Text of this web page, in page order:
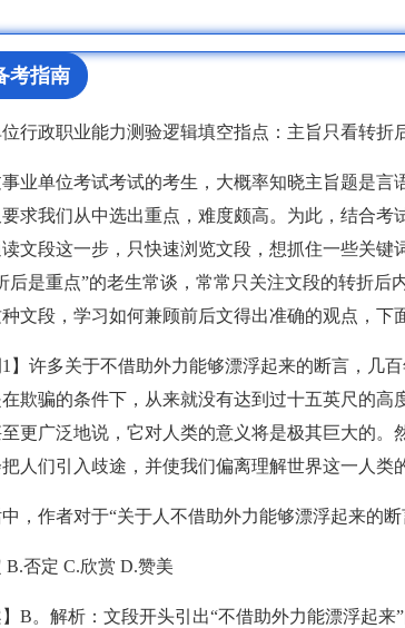
考指南
行政职业能力测验逻辑填空指点：主旨只看转折
业单位考试考试的考生，大概率知晓主旨题是言
求我们从中选出重点，难度颇高。为此，结合
文段这一步，只快速浏览文段，想抓住一些关
后是重点”的老生常谈，常常只关注文段的转折
文段，学习如何兼顾前后文得出准确的观点，下
1】许多关于不借助外力能够漂浮起来的断言，几
欺骗的条件下，从来就没有达到过十五英尺的
至更广泛地说，它对人类的意义将是极其巨大的
把人们引入歧途，并使我们偏离理解世界这一人类
，作者对于“关于人不借助外力能够漂浮起来的断
B.否定 C.欣赏 D.赞美
】B。解析：文段开头引出“不借助外力能漂浮起